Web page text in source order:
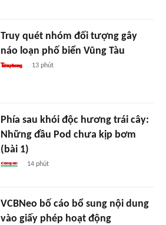
Truy quét nhóm đối tượng gây
náo loạn phố biển Vũng Tàu
13 phút
Phía sau khói độc hương trái cây:
Những đầu Pod chưa kịp bơm
(bài 1)
14 phút
VCBNeo bố cáo bổ sung nội dung
vào giấy phép hoạt động